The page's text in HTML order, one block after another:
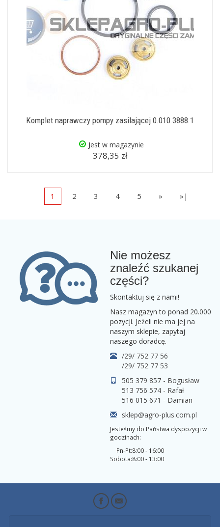
Komplet naprawczy pompy zasilającej 0.010.3888.1
Jest w magazynie
378,35 zł
1 2 3 4 5 » »|
Nie możesz
znaleźć szukanej
części?
Skontaktuj się z nami!
Nasz magazyn to ponad 20.000
pozycji. Jeżeli nie ma jej na
naszym sklepie, zapytaj
naszego doradcę.
/29/ 752 77 56
/29/ 752 77 53
505 379 857 - Bogusław
513 756 574 - Rafał
516 015 671 - Damian
sklep@agro-plus.com.pl
Jesteśmy do Państwa dyspozycji w
godzinach:
Pn-Pt:
Sobota:
8:00 - 16:00
8:00 - 13:00